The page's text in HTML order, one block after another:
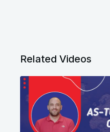
Related Videos